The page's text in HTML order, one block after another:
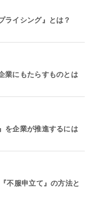
ライシング』とは？
業にもたらすものとは
を企業が推進するには
不服申立て』の方法と